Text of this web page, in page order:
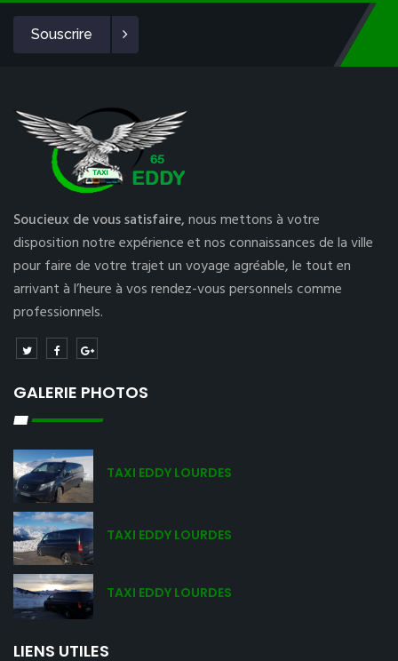
Souscrire
Soucieux de vous satisfaire,nous mettons à votre
disposition notre expérience et nos connaissances de la ville
pour faire de votre trajet un voyage agréable, le tout en
arrivant à l’heure à vos rendez-vous personnels comme
professionnels.
GALERIE PHOTOS
TAXI EDDY LOURDES
TAXI EDDY LOURDES
TAXI EDDY LOURDES
LIENS UTILES